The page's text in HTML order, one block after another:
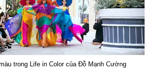
trong Life in Color của Đỗ Mạnh Cường